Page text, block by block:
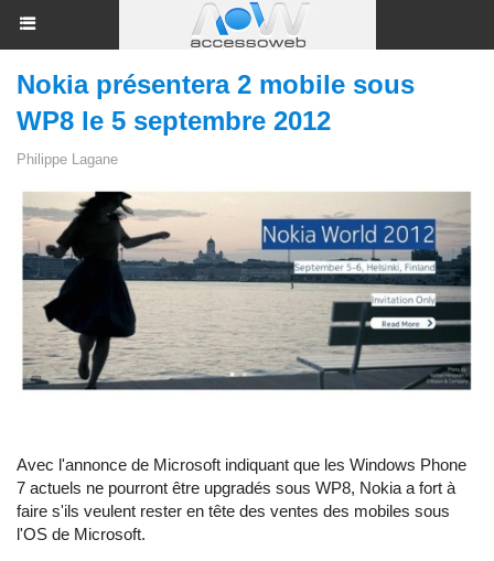
Nokia présentera 2 mobile sous
WP8 le 5 septembre 2012
Philippe Lagane
Avec l'annonce de Microsoft indiquant que les Windows Phone
7 actuels ne pourront être upgradés sous WP8, Nokia a fort à
faire s'ils veulent rester en tête des ventes des mobiles sous
l'OS de Microsoft.